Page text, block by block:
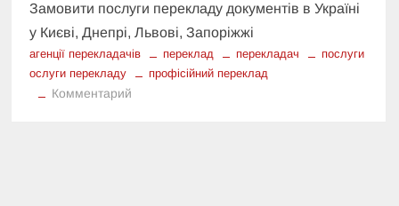
Замовити послуги перекладу документів в Україні
у Києві, Днепрі, Львові, Запоріжжі
агенції перекладачів переклад перекладач
послуги
ослуги перекладу
профісійний переклад
Комментарий